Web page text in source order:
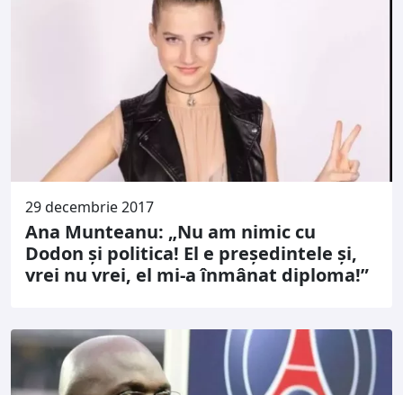
29 decembrie 2017
Ana Munteanu: „Nu am nimic cu
Dodon și politica! El e președintele și,
vrei nu vrei, el mi-a înmânat diploma!”